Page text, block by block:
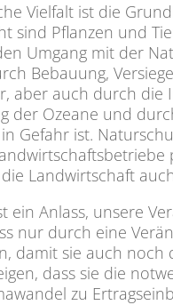
Vielfalt ist die
sind Pflanzen und
Umgang mit der
Bebauung,
aber auch durch die
der Ozeane und
Gefahr ist.
die Landwirtschaft
ein Anlass, unsere
nur durch eine
damit sie auch noch
dass sie die
zu